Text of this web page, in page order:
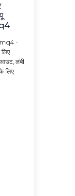
mq4 -
लंबी
लिए